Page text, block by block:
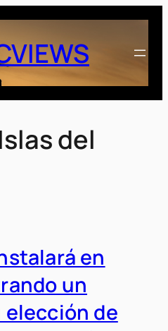
del
en
un
elección de